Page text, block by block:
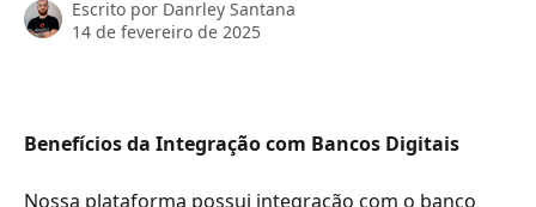
Escrito por Danrley Santana
14 de fevereiro de 2025
Benefícios da Integração com Bancos Digitais
Nossa plataforma possui integração com o banco